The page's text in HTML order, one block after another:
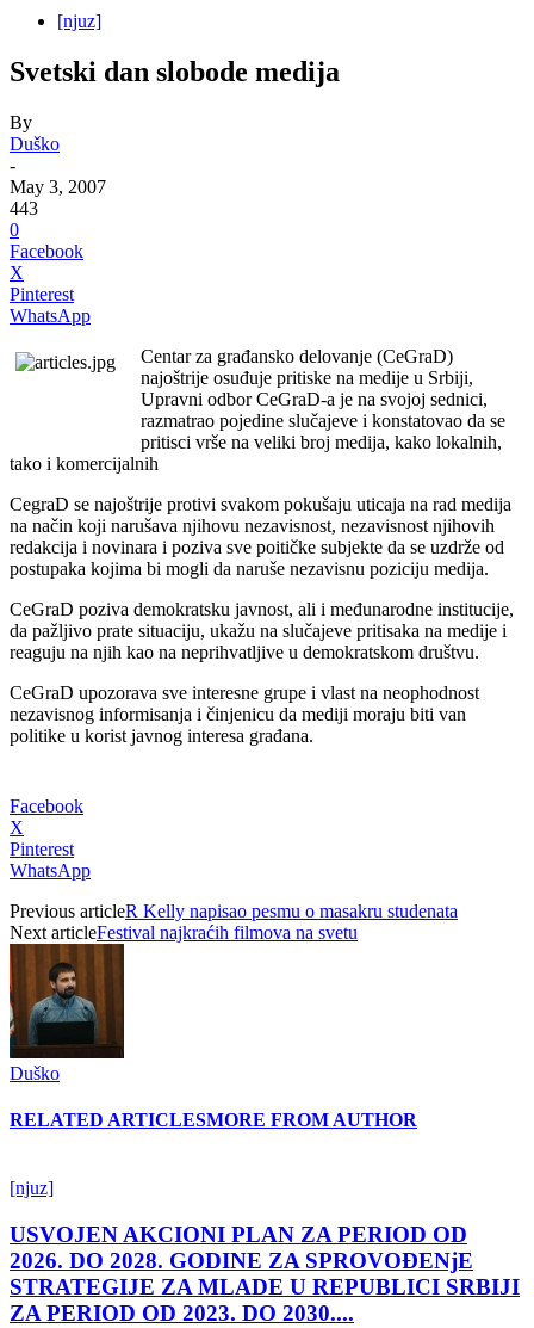
[njuz]
Svetski dan slobode medija
By
Duško
-
May 3, 2007
443
0
Facebook
X
Pinterest
WhatsApp
Centar za građansko delovanje (CeGraD)
najoštrije osuđuje pritiske na medije u Srbiji,
Upravni odbor CeGraD-a je na svojoj sednici,
razmatrao pojedine slučajeve i konstatovao da se
pritisci vrše na veliki broj medija, kako lokalnih,
tako i komercijalnih
CegraD se najoštrije protivi svakom pokušaju uticaja na rad medija
na način koji narušava njihovu nezavisnost, nezavisnost njihovih
redakcija i novinara i poziva sve poitičke subjekte da se uzdrže od
postupaka kojima bi mogli da naruše nezavisnu poziciju medija.
CeGraD poziva demokratsku javnost, ali i međunarodne institucije,
da pažljivo prate situaciju, ukažu na slučajeve pritisaka na medije i
reaguju na njih kao na neprihvatljive u demokratskom društvu.
CeGraD upozorava sve interesne grupe i vlast na neophodnost
nezavisnog informisanja i činjenicu da mediji moraju biti van
politike u korist javnog interesa građana.
Facebook
X
Pinterest
WhatsApp
Previous articleR Kelly napisao pesmu o masakru studenata
Next articleFestival najkraćih filmova na svetu
Duško
RELATED ARTICLESMORE FROM AUTHOR
[njuz]
USVOJEN AKCIONI PLAN ZA PERIOD OD
2026. DO 2028. GODINE ZA SPROVOĐENjE
STRATEGIJE ZA MLADE U REPUBLICI SRBIJI
ZA PERIOD OD 2023. DO 2030....